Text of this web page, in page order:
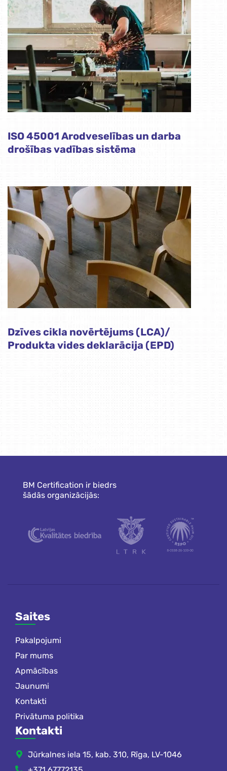
ISO 45001 Arodveselības un darba
drošības vadības sistēma
Dzīves cikla novērtējums (LCA)/
Produkta vides deklarācija (EPD)
BM Certification ir biedrs
šādās organizācijās:
Saites
Pakalpojumi
Par mums
Apmācības
Jaunumi
Kontakti
Privātuma politika
Kontakti
Jūrkalnes iela 15, kab. 310, Rīga, LV-1046